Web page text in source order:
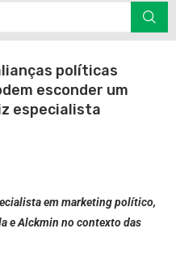
políticas
esconder um
especialista
em marketing político,
e Alckmin no contexto das